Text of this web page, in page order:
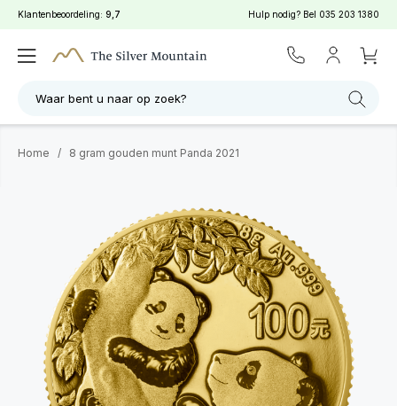
Klantenbeoordeling: 9,7 Hulp nodig? Bel 035 203 1380
Waar bent u naar op zoek?
Home / 8 gram gouden munt Panda 2021